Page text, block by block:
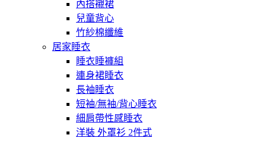
內搭襯裙
兒童背心
竹紗棉纖維
居家睡衣
睡衣睡褲組
連身裙睡衣
長袖睡衣
短袖/無袖/背心睡衣
細肩帶性感睡衣
洋裝 外罩衫 2件式